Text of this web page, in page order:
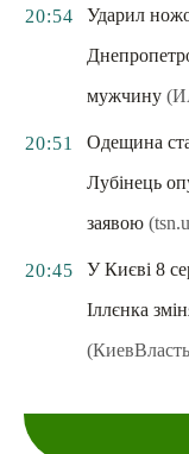
20:54
Ударил
мужчину
20:51
Одещина
Лубінець
заявою
20:45
У Києві 8
Іллєнка